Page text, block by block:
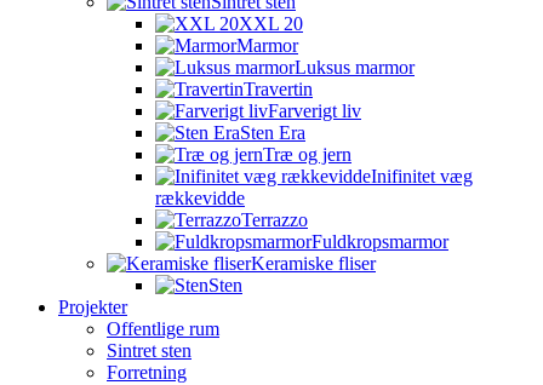
XXL 20
Marmor
Luksus marmor
Travertin
Farverigt liv
Sten Era
Træ og jern
Inifinitet væg
rækkevidde
Terrazzo
Fuldkropsmarmor
Keramiske fliser
Sten
Projekter
Offentlige rum
Sintret sten
Forretning